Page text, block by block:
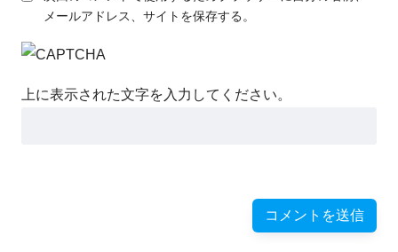
メールアドレス、サイトを保存する。
上に表示された文字を入力してください。